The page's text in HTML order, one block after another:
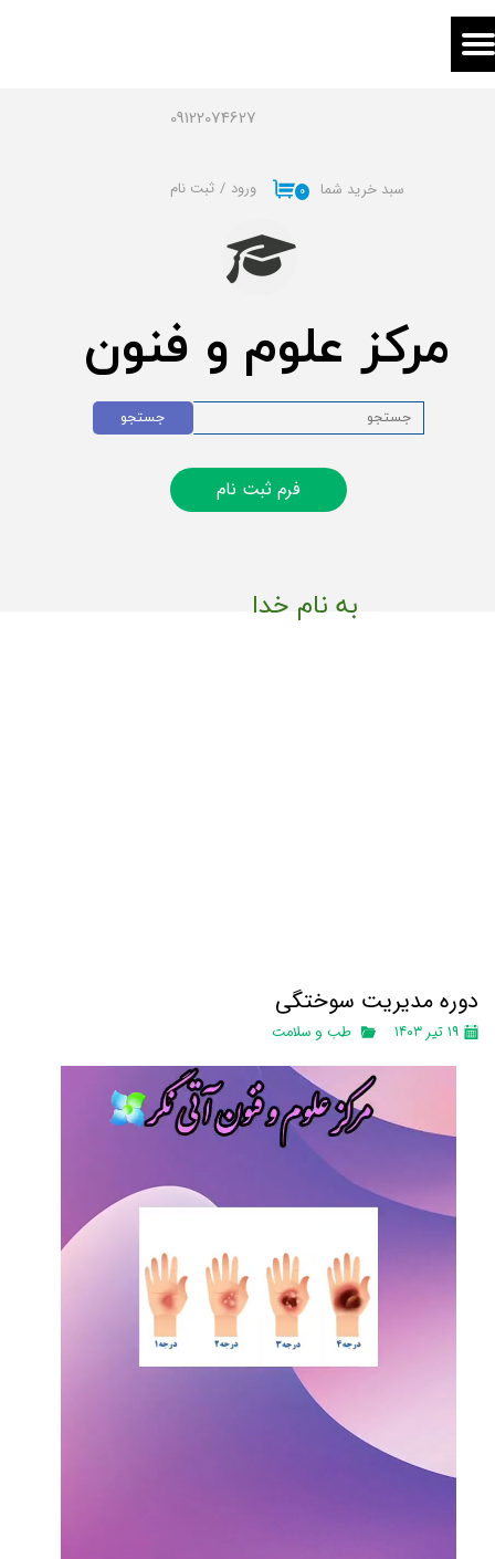
09122074627
مرکز علوم و فنون
۰ سبد خرید شما ورود / ثبت نام
حساب کاربری من
خروج از حساب کاربری
فرم ثبت نام
جستجو
به نام خدا
دوره مدیریت سوختگی
۱۹ تیر ۱۴۰۳ طب و سلامت